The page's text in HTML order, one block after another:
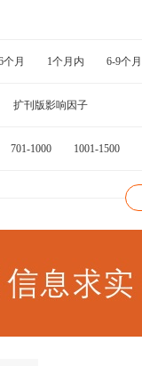
个月 1个月内 6-9个月
扩刊版影响因子
701-1000 1001-1500